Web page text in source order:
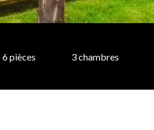
6 pièces 3 chambres